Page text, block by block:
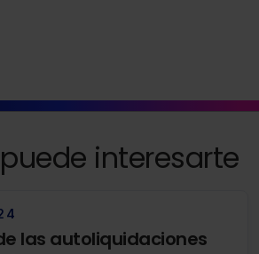
interesarte
las autoliquidaciones